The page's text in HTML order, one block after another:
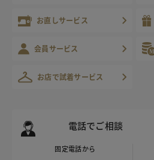
お直しサービス
会員サービス
お店で試着サービス
電話でご相談
固定電話から